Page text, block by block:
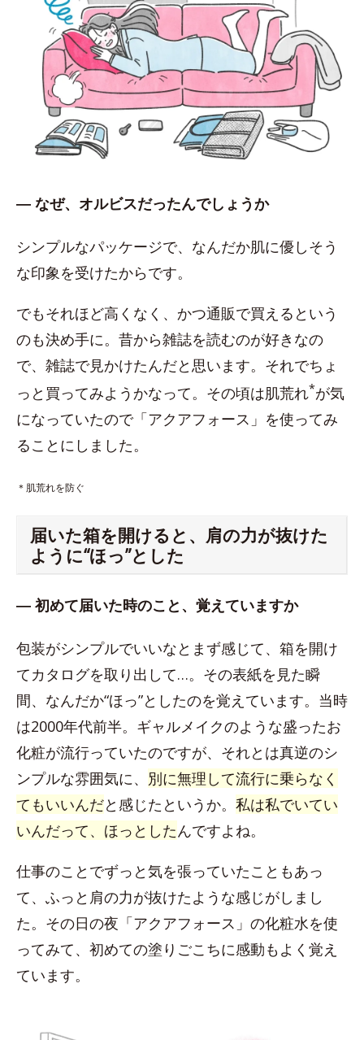
― なぜ、オルビスだったんでしょうか
シンプルなパッケージで、なんだか肌に優しそう
な印象を受けたからです。
でもそれほど高くなく、かつ通販で買えるという
のも決め手に。昔から雑誌を読むのが好きなの
で、雑誌で見かけたんだと思います。それでちょ
っと買ってみようかなって。その頃は肌荒れ*が気
になっていたので「アクアフォース」を使ってみ
ることにしました。
＊肌荒れを防ぐ
届いた箱を開けると、肩の力が抜けた
ように“ほっ”とした
― 初めて届いた時のこと、覚えていますか
包装がシンプルでいいなとまず感じて、箱を開け
てカタログを取り出して…。その表紙を見た瞬
間、なんだか“ほっ”としたのを覚えています。当時
は2000年代前半。ギャルメイクのような盛ったお
化粧が流行っていたのですが、それとは真逆のシ
ンプルな雰囲気に、 別に無理して流行に乗らなく
てもいいんだと感じたというか。 私は私でいてい
いんだって、ほっとしたんですよね。
仕事のことでずっと気を張っていたこともあっ
て、ふっと肩の力が抜けたような感じがしまし
た。その日の夜「アクアフォース」の化粧水を使
ってみて、初めての塗りごこちに感動もよく覚え
ています。